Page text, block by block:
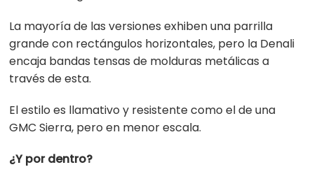
La mayoría de las versiones exhiben una parrilla
grande con rectángulos horizontales, pero la Denali
encaja bandas tensas de molduras metálicas a
través de esta.
El estilo es llamativo y resistente como el de una
GMC Sierra, pero en menor escala.
¿Y por dentro?